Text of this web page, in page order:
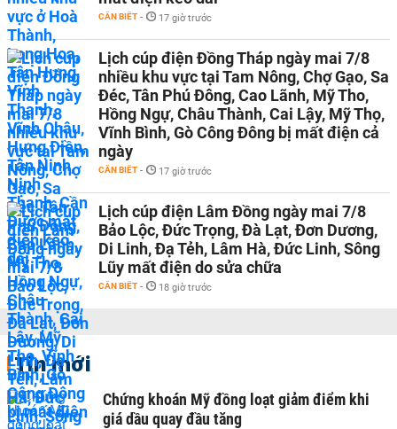
CẦN BIẾT - 17 giờ trước
Lịch cúp điện Đồng Tháp ngày mai 7/8
nhiều khu vực tại Tam Nông, Chợ Gạo, Sa
Đéc, Tân Phú Đông, Cao Lãnh, Mỹ Tho,
Hồng Ngự, Châu Thành, Cai Lậy, Mỹ Thọ,
Vĩnh Bình, Gò Công Đông bị mất điện cả
ngày
CẦN BIẾT - 17 giờ trước
Lịch cúp điện Lâm Đồng ngày mai 7/8
Bảo Lộc, Đức Trọng, Đà Lạt, Đơn Dương,
Di Linh, Đạ Tẻh, Lâm Hà, Đức Linh, Sông
Lũy mất điện do sửa chữa
CẦN BIẾT - 18 giờ trước
Tin mới
Chứng khoán Mỹ đồng loạt giảm điểm khi
giá dầu quay đầu tăng